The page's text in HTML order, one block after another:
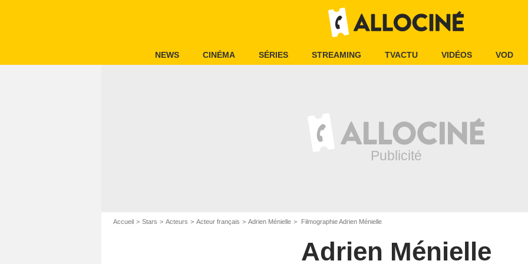
NEWS CINÉMA SÉRIES STREAMING TVACTU VIDÉOS VOD
Accueil Stars Acteurs Acteur français Adrien Ménielle Filmographie Adrien Ménielle
Adrien Ménielle